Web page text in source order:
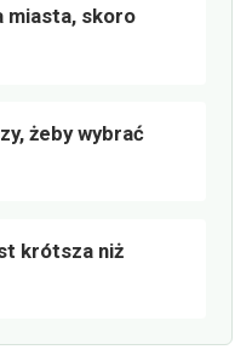
miasta, skoro
żeby wybrać
krótsza niż